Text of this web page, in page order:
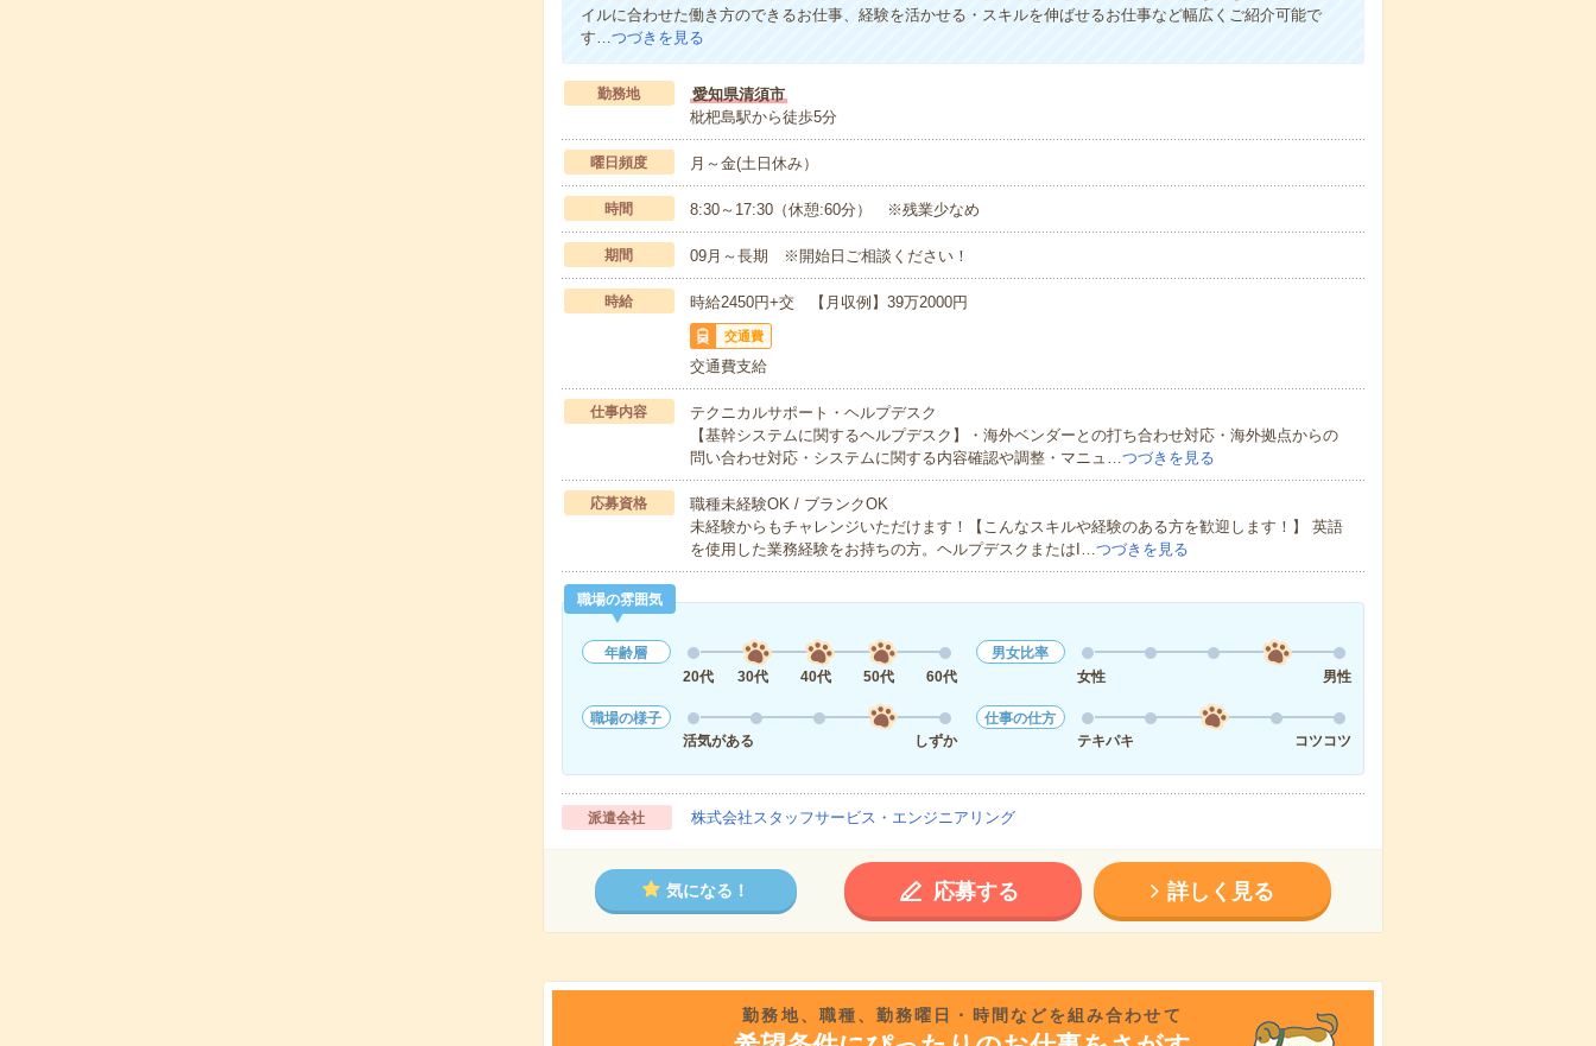
イルに合わせた働き方のできるお仕事、経験を活かせる・スキルを伸ばせるお仕事など幅広くご紹介可能で
す…つづきを見る
勤務地
愛知県清須市
枇杷島駅から徒歩5分
曜日頻度 月～金(土日休み）
時間 8:30～17:30（休憩:60分） ※残業少なめ
期間 09月～長期 ※開始日ご相談ください！
時給 時給2450円+交 【月収例】39万2000円
交通費
交通費支給
仕事内容
テクニカルサポート・ヘルプデスク
【基幹システムに関するヘルプデスク】・海外ベンダーとの打ち合わせ対応・海外拠点からの
問い合わせ対応・システムに関する内容確認や調整・マニュ…つづきを見る
応募資格
職種未経験OK / ブランクOK
未経験からもチャレンジいただけます！【こんなスキルや経験のある方を歓迎します！】 英語
を使用した業務経験をお持ちの方。ヘルプデスクまたはI…つづきを見る
職場の雰囲気
年齢層
20代
30代 40代 50代 60代
男女比率
女性
男性
職場の様子
活気がある
しずか
仕事の仕方
テキパキ
コツコツ
派遣会社 株式会社スタッフサービス・エンジニアリング
気になる！ 応募する 詳しく見る
勤務地、職種、勤務曜日・時間などを組み合わせて